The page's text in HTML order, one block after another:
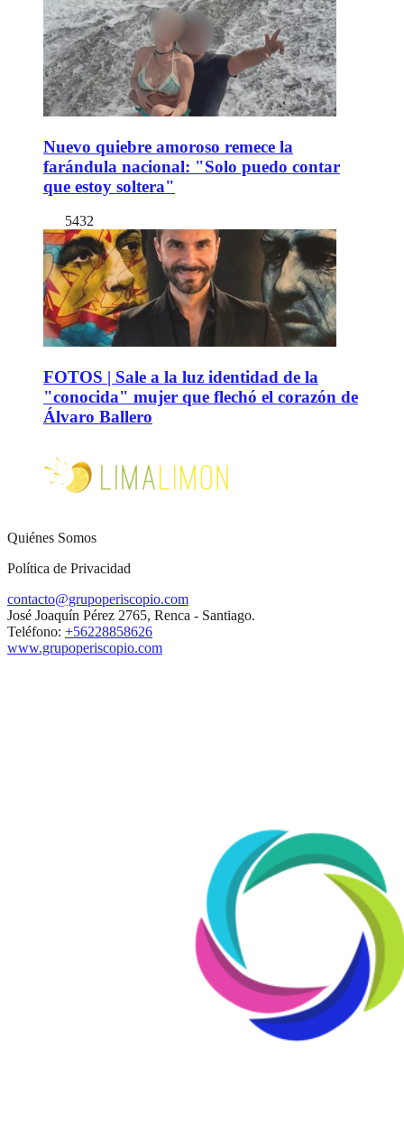
Nuevo quiebre amoroso remece la
farándula nacional: "Solo puedo contar
que estoy soltera"
5432
FOTOS | Sale a la luz identidad de la
"conocida" mujer que flechó el corazón de
Álvaro Ballero
Quiénes Somos
Política de Privacidad
contacto@grupoperiscopio.com
José Joaquín Pérez 2765, Renca - Santiago.
Teléfono: +56228858626
www.grupoperiscopio.com